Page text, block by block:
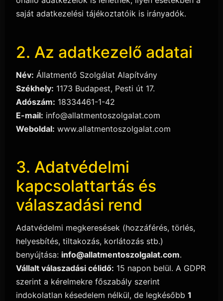
saját adatkezelési tájékoztatóik is irányadók.
2. Az adatkezelő adatai
Név: Állatmentő Szolgálat Alapítvány
Székhely: 1173 Budapest, Pesti út 17.
Adószám: 18334461-1-42
E-mail: info@allatmentoszolgalat.com
Weboldal: www.allatmentoszolgalat.com
3. Adatvédelmi
kapcsolattartás és
válaszadási rend
Adatvédelmi megkeresések (hozzáférés, törlés,
helyesbítés, tiltakozás, korlátozás stb.)
benyújtása: info@allatmentoszolgalat.com.
Vállalt válaszadási célidő: 15 napon belül. A GDPR
szerint a kérelmekre főszabály szerint
indokolatlan késedelem nélkül, de legkésőbb 1